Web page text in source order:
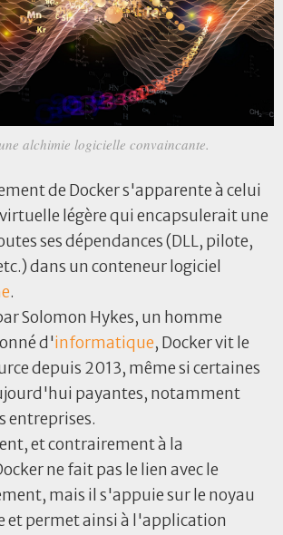
alchimie logicielle convaincante.
de Docker s'apparente à celui
légère qui encapsulerait une
ses dépendances (DLL, pilote,
dans un conteneur logiciel
.
Solomon Hykes, un homme
d'informatique, Docker vit le
depuis 2013, même si certaines
payantes, notamment
entreprises.
et contrairement à la
ne fait pas le lien avec le
mais il s'appuie sur le noyau
et permet ainsi à l'application